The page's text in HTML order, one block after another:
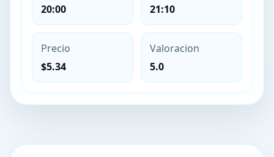
20:00
21:10
Precio
$5.34
Valoracion
5.0